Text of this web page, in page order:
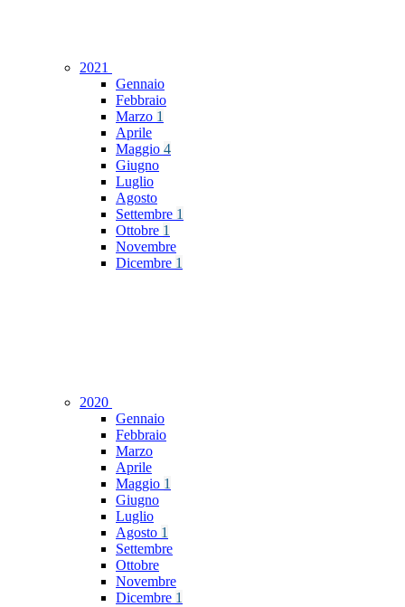
2021
Gennaio
Febbraio
Marzo 1
Aprile
Maggio 4
Giugno
Luglio
Agosto
Settembre 1
Ottobre 1
Novembre
Dicembre 1
2020
Gennaio
Febbraio
Marzo
Aprile
Maggio 1
Giugno
Luglio
Agosto 1
Settembre
Ottobre
Novembre
Dicembre 1